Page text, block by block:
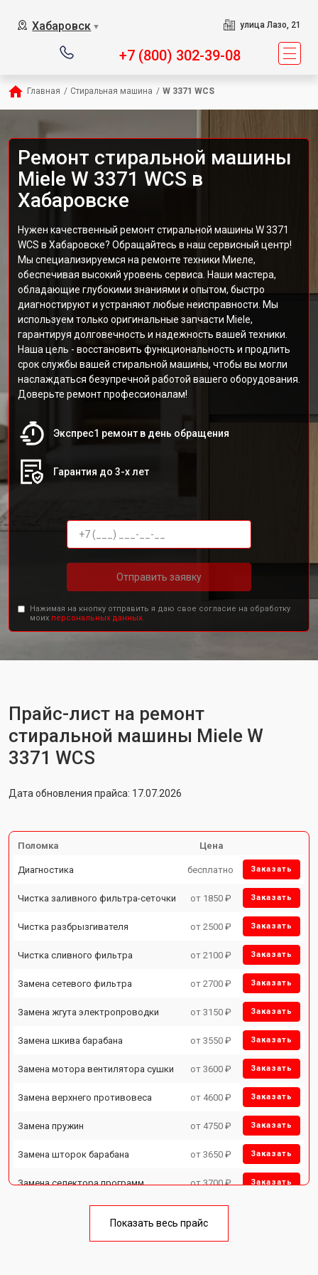
Хабаровск ▼ улица Лазо, 21
+7 (800) 302-39-08
Главная / Стиральная машина / W 3371 WCS
Ремонт стиральной машины
Miele W 3371 WCS в
Хабаровске
Нужен качественный ремонт стиральной машины W 3371
WCS в Хабаровске? Обращайтесь в наш сервисный центр!
Мы специализируемся на ремонте техники Миеле,
обеспечивая высокий уровень сервиса. Наши мастера,
обладающие глубокими знаниями и опытом, быстро
диагностируют и устраняют любые неисправности. Мы
используем только оригинальные запчасти Miele,
гарантируя долговечность и надежность вашей техники.
Наша цель - восстановить функциональность и продлить
срок службы вашей стиральной машины, чтобы вы могли
наслаждаться безупречной работой вашего оборудования.
Доверьте ремонт профессионалам!
Экспрес1 ремонт в день обращения
Гарантия до 3-х лет
Отправить заявку
Нажимая на кнопку отправить я даю свое согласие на обработку
моих персональных данных.
Прайс-лист на ремонт
стиральной машины Miele W
3371 WCS
Дата обновления прайса: 17.07.2026
Поломка Цена
Диагностика бесплатно Заказать
Чистка заливного фильтра-сеточки от 1850 ₽ Заказать
Чистка разбрызгивателя от 2500 ₽ Заказать
Чистка сливного фильтра от 2100 ₽ Заказать
Замена сетевого фильтра от 2700 ₽ Заказать
Замена жгута электропроводки от 3150 ₽ Заказать
Замена шкива барабана от 3550 ₽ Заказать
Замена мотора вентилятора сушки от 3600 ₽ Заказать
Замена верхнего противовеса от 4600 ₽ Заказать
Замена пружин от 4750 ₽ Заказать
Замена шторок барабана от 3650 ₽ Заказать
Замена селектора программ от 3700 ₽ Заказать
Замена опоры бака от 2800 ₽
Показать весь прайс